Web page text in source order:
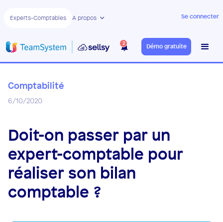
Experts-Comptables A propos Se connecter
2 Démo gratuite
Comptabilité
6/10/2020
Doit-on passer par un
expert-comptable pour
réaliser son bilan
comptable ?